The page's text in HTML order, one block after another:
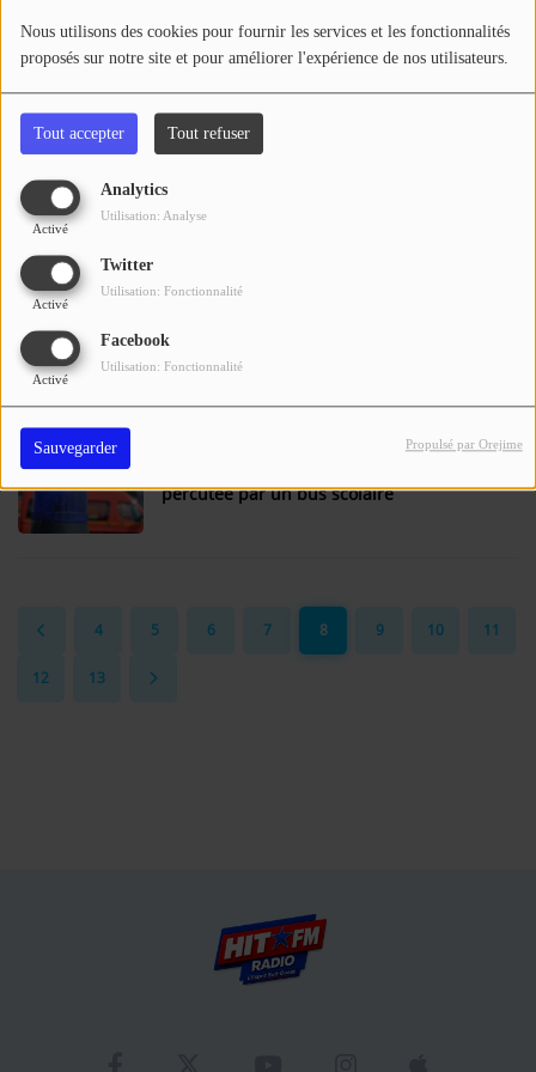
Nous utilisons des cookies pour fournir les services et les fonctionnalités
proposés sur notre site et pour améliorer l'expérience de nos utilisateurs.
Tout accepter Tout refuser
Analytics
Activé
Utilisation: Analyse
Twitter
Activé
Utilisation: Fonctionnalité
Facebook
Activé
Utilisation: Fonctionnalité
Sauvegarder Propulsé par Orejime
Tarn et Garonne - Un véhicule de l'OFB
volontairement dégradé
mortel et 3 blessés dans un choc entre
Lot-et-Garonne : un adolescent de 17 ans
heurté par un train dans un état grave
percutée par un bus scolaire
4 5 6 7 8 9 10 11
12 13